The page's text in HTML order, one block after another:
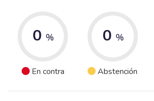
0 %
En contra
0 %
Abstención